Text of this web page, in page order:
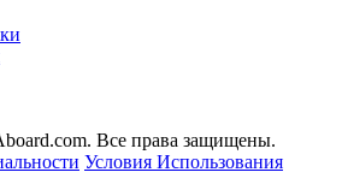
Все права защищены.
Условия Использования